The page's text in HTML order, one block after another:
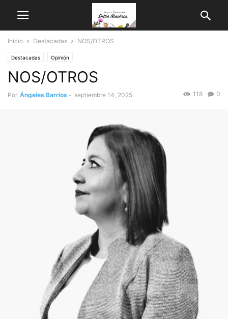
Inicio Destacadas NOS/OTROS
Destacadas Opinión
NOS/OTROS
Por Ángeles Barrios - septiembre 14, 2025 0
118